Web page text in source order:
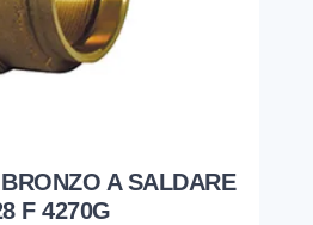
A SALDARE
F 4270G